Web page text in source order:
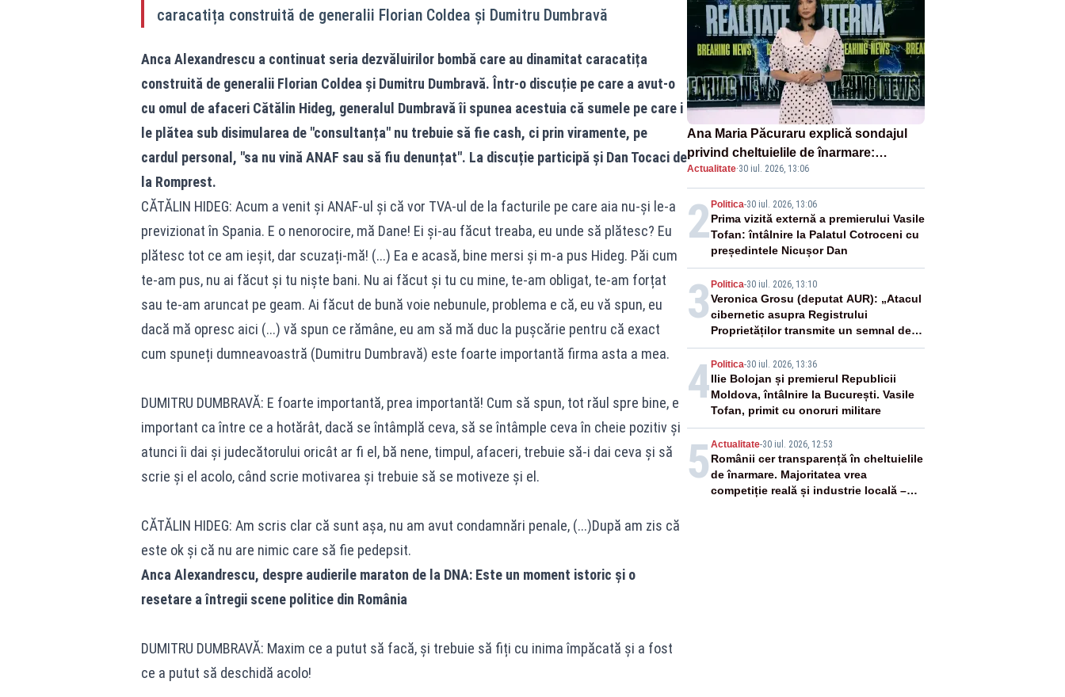
caracatița construită de generalii Florian Coldea și Dumitru Dumbravă
Anca Alexandrescu a continuat seria dezvăluirilor bombă care au dinamitat caracatița
construită de generalii Florian Coldea și Dumitru Dumbravă. Într-o discuție pe care a avut-o
cu omul de afaceri Cătălin Hideg, generalul Dumbravă îi spunea acestuia că sumele pe care i
le plătea sub disimularea de "consultanța" nu trebuie să fie cash, ci prin viramente, pe
cardul personal, "sa nu vină ANAF sau să fiu denunțat". La discuție participă și Dan Tocaci de
la Romprest.
CĂTĂLIN HIDEG: Acum a venit și ANAF-ul și că vor TVA-ul de la facturile pe care aia nu-și le-a
previzionat în Spania. E o nenorocire, mă Dane! Ei și-au făcut treaba, eu unde să plătesc? Eu
plătesc tot ce am ieșit, dar scuzați-mă! (...) Ea e acasă, bine mersi și m-a pus Hideg. Păi cum
te-am pus, nu ai făcut și tu niște bani. Nu ai făcut și tu cu mine, te-am obligat, te-am forțat
sau te-am aruncat pe geam. Ai făcut de bună voie nebunule, problema e că, eu vă spun, eu
dacă mă opresc aici (...) vă spun ce rămâne, eu am să mă duc la pușcărie pentru că exact
cum spuneți dumneavoastră (Dumitru Dumbravă) este foarte importantă firma asta a mea.
DUMITRU DUMBRAVĂ: E foarte importantă, prea importantă! Cum să spun, tot răul spre bine, e
important ca între ce a hotărât, dacă se întâmplă ceva, să se întâmple ceva în cheie pozitiv și
atunci îi dai și judecătorului oricât ar fi el, bă nene, timpul, afaceri, trebuie să-i dai ceva și să
scrie și el acolo, când scrie motivarea și trebuie să se motiveze și el.
CĂTĂLIN HIDEG: Am scris clar că sunt așa, nu am avut condamnări penale, (...)După am zis că
este ok și că nu are nimic care să fie pedepsit.
Anca Alexandrescu, despre audierile maraton de la DNA: Este un moment istoric și o
resetare a întregii scene politice din România
DUMITRU DUMBRAVĂ: Maxim ce a putut să facă, și trebuie să fiți cu inima împăcată și a fost
ce a putut să deschidă acolo!
Ana Maria Păcuraru explică sondajul
privind cheltuielile de înarmare:
Românii cer transparență în achiziții și
un echilibru între partenerii externi
Actualitate·30 iul. 2026, 13:06
2 Politica-30 iul. 2026, 13:06
Prima vizită externă a premierului Vasile
Tofan: întâlnire la Palatul Cotroceni cu
președintele Nicușor Dan
3 Politica-30 iul. 2026, 13:10
Veronica Grosu (deputat AUR): „Atacul
cibernetic asupra Registrului
Proprietăților transmite un semnal de
neîncredere investitorilor”
4 Politica-30 iul. 2026, 13:36
Ilie Bolojan și premierul Republicii
Moldova, întâlnire la București. Vasile
Tofan, primit cu onoruri militare
5 Actualitate-30 iul. 2026, 12:53
Românii cer transparență în cheltuielile
de înarmare. Majoritatea vrea
competiție reală și industrie locală –